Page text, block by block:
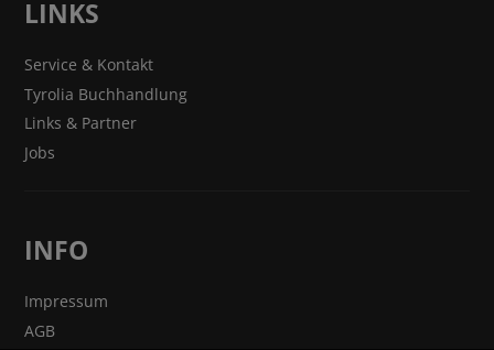
LINKS
Service & Kontakt
Tyrolia Buchhandlung
Links & Partner
Jobs
INFO
Impressum
AGB